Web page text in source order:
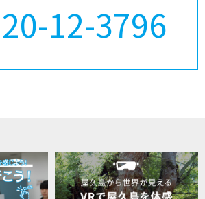
12-3796